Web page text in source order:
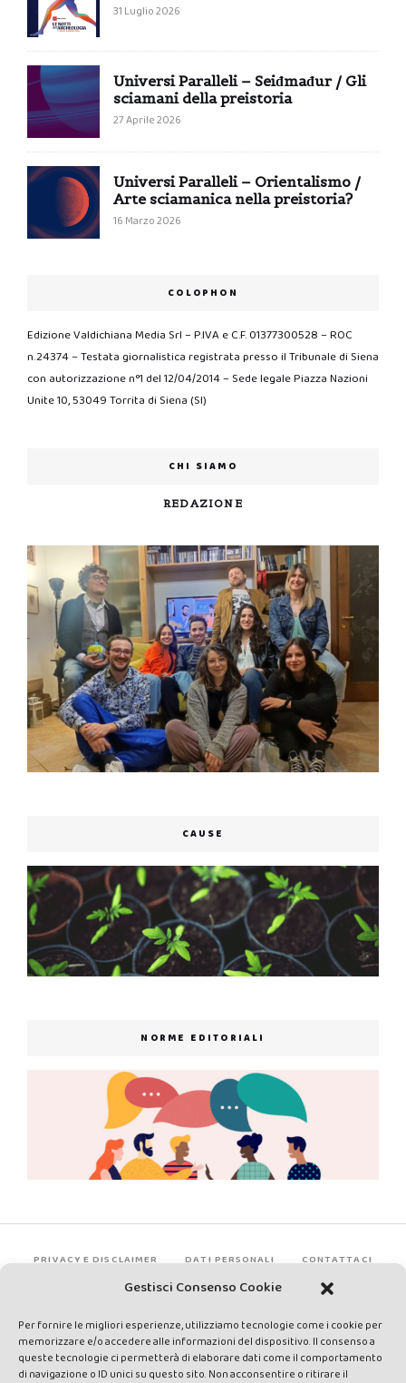
Gestisci Consenso Cookie
Per fornire le migliori esperienze, utilizziamo tecnologie come i cookie per
memorizzare e/o accedere alle informazioni del dispositivo. Il consenso a
queste tecnologie ci permetterà di elaborare dati come il comportamento
di navigazione o ID unici su questo sito. Non acconsentire o ritirare il
31 Luglio 2026
Universi Paralleli – Seiđmađur / Gli
sciamani della preistoria
27 Aprile 2026
Universi Paralleli – Orientalismo /
Arte sciamanica nella preistoria?
16 Marzo 2026
COLOPHON
Edizione Valdichiana Media Srl – P.IVA e C.F. 01377300528 – ROC
n.24374 – Testata giornalistica registrata presso il Tribunale di Siena
con autorizzazione n°1 del 12/04/2014 – Sede legale Piazza Nazioni
Unite 10, 53049 Torrita di Siena (SI)
CHI SIAMO
REDAZIONE
CAUSE
NORME EDITORIALI
PRIVACY E DISCLAIMER DATI PERSONALI CONTATTACI